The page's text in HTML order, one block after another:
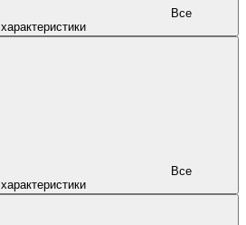
характеристики
характеристики